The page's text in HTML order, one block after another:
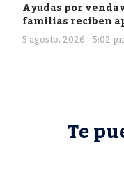
Ayudas por
familias reciben
5 agosto, 2026 - 5:02
Te